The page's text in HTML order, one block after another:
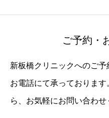
ご予約・
新板橋クリニックへのご予
お電話にて承っておりま
ら、お気軽にお問い合わせ